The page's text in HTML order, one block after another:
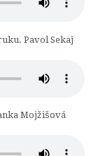
Pavol Sekaj
Mojžišová